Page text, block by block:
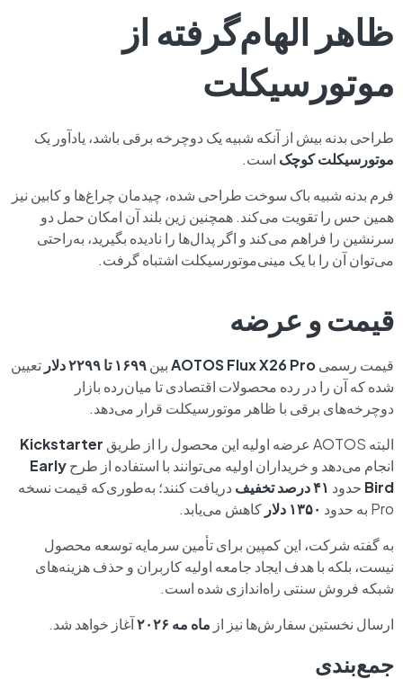
ظاهر الهام‌گرفته از
موتورسیکلت
طراحی بدنه بیش از آنکه شبیه یک دوچرخه برقی باشد، یادآور یک
موتورسیکلت کوچک است.
فرم بدنه شبیه باک سوخت طراحی شده، چیدمان چراغ‌ها و کابین نیز
همین حس را تقویت می‌کند. همچنین زین بلند آن امکان حمل دو
سرنشین را فراهم می‌کند و اگر پدال‌ها را نادیده بگیرید، به‌راحتی
می‌توان آن را با یک مینی‌موتورسیکلت اشتباه گرفت.
قیمت و عرضه
قیمت رسمیAOTOS Flux X26 Proبین۱۶۹۹ تا ۲۲۹۹ دلار
تعیین
شده که آن را در رده محصولات اقتصادی تا میان‌رده بازار
دوچرخه‌های برقی با ظاهر موتورسیکلت قرار می‌دهد.
البته AOTOS عرضه اولیه این محصول را از طریق
Kickstarter
انجام می‌دهد و خریداران اولیه می‌توانند با استفاده از طرحEarly
Bird حدود ۴۱ درصد تخفیف
دریافت کنند؛ به‌طوری‌که قیمت نسخه
Pro به حدود
۱۳۵۰ دلار
کاهش می‌یابد.
به گفته شرکت، این کمپین برای تأمین سرمایه توسعه محصول
نیست، بلکه با هدف ایجاد جامعه اولیه کاربران و حذف هزینه‌های
شبکه فروش سنتی راه‌اندازی شده است.
ارسال نخستین سفارش‌ها نیز از ماه مه ۲۰۲۶ آغاز خواهد شد.
جمع‌بندی